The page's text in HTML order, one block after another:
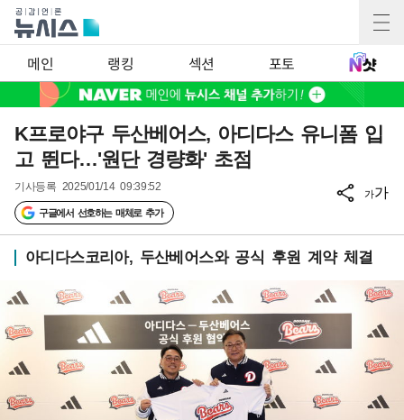
메인 랭킹 섹션 포토
K프로야구 두산베어스, 아디다스 유니폼 입
고 뛴다…'원단 경량화' 초점
기사등록 2025/01/14 09:39:52
구글에서 선호하는 매체로 추가
가가
아디다스코리아, 두산베어스와 공식 후원 계약 체결